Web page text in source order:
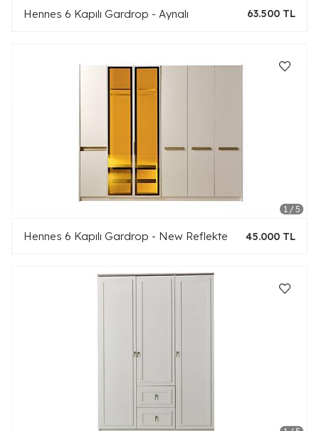
Hennes 6 Kapılı Gardrop - Aynalı 63.500 TL
Hennes 6 Kapılı Gardrop - New Reflekte 45.000 TL